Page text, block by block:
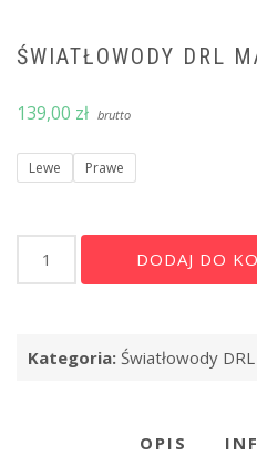
ŚWIATŁOWODY DRL
139,00 zł brutto
Lewe Prawe
Światłowody
A3
DODAJ DO
Kategoria: Światłowody
OPIS